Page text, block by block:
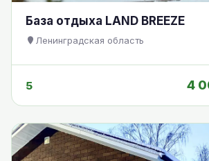
База отдыха LAND BREEZE
Ленинградская область
5 4